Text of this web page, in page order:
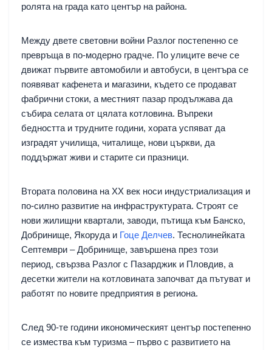
ролята на града като център на района.
Между двете световни войни Разлог постепенно се
превръща в по-модерно градче. По улиците вече се
движат първите автомобили и автобуси, в центъра се
появяват кафенета и магазини, където се продават
фабрични стоки, а местният пазар продължава да
събира селата от цялата котловина. Въпреки
бедността и трудните години, хората успяват да
изградят училища, читалище, нови църкви, да
поддържат живи и старите си празници.
Втората половина на XX век носи индустриализация и
по-силно развитие на инфраструктурата. Строят се
нови жилищни квартали, заводи, пътища към Банско,
Добринище, Якоруда и Гоце Делчев. Теснолинейката
Септември – Добринище, завършена през този
период, свързва Разлог с Пазарджик и Пловдив, а
десетки жители на котловината започват да пътуват и
работят по новите предприятия в региона.
След 90-те години икономическият център постепенно
се измества към туризма – първо с развитието на